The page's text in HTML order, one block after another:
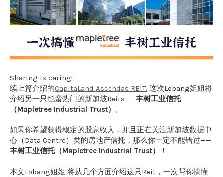
Sharing is caring!
续上篇介绍的CapitaLand Ascendas REIT, 这次Lobang姐姐将
介绍另一只也蛮热门的新加坡Reits——丰树工业信托
（Mapletree Industrial Trust） 。
如果你希望获得稳定的股息收入，并且正在关注新加坡数据中
心（Data Centre）类的房地产信托，那么你一定不能错过——
丰树工业信托（Mapletree Industrial Trust）
！
本文Lobang姐姐 将从几个方面介绍这只Reit，一次帮你搞懂